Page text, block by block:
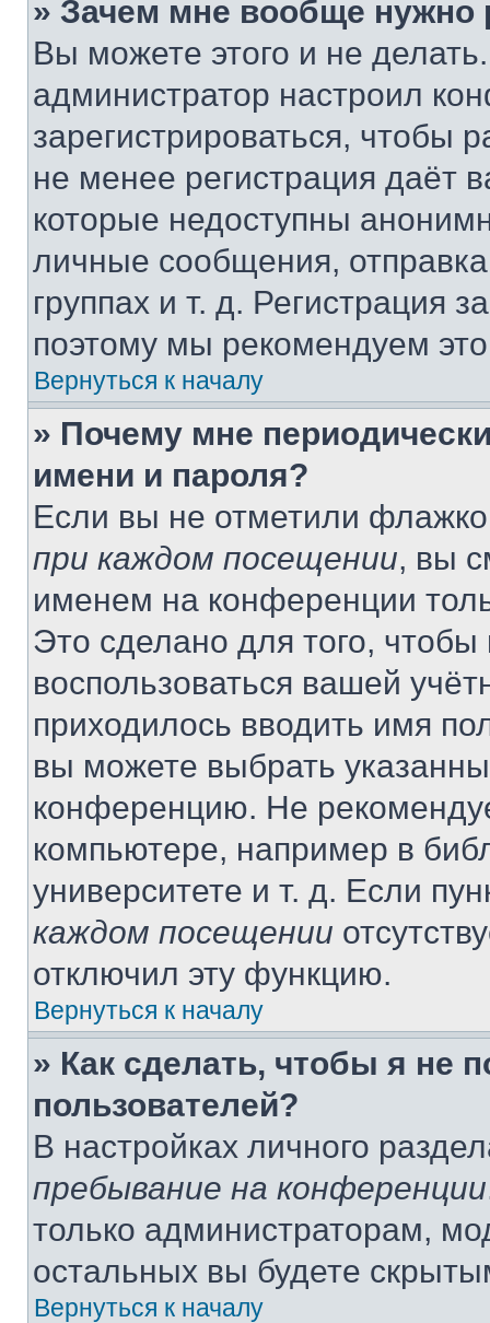
» Зачем мне вообще нужно
Вы можете этого и не
администратор настроил
зарегистрироваться, чтобы
не менее регистрация даёт
которые недоступны
личные сообщения,
группах и т. д. Регистрация
поэтому мы рекомендуем
Вернуться к началу
» Почему мне
имени и пароля?
Если вы не отметили
при каждом посещении, вы
именем на конференции
Это сделано для того, чтобы
воспользоваться вашей
приходилось вводить имя
вы можете выбрать
конференцию. Не
компьютере, например в
университете и т. д. Если
каждом посещении
отключил эту функцию.
Вернуться к началу
» Как сделать, чтобы я не
пользователей?
В настройках личного
пребывание на конференции
только администраторам,
остальных вы будете
Вернуться к началу